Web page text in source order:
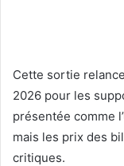
Cette sortie
2026 pour les
présentée comme
mais les prix des
critiques.